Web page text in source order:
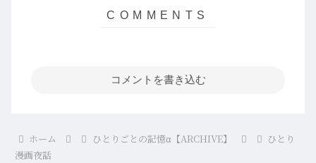
コメントを書き込む
ホーム ひとりごとの記憶α【ARCHIVE】
ひとり
漫画夜話